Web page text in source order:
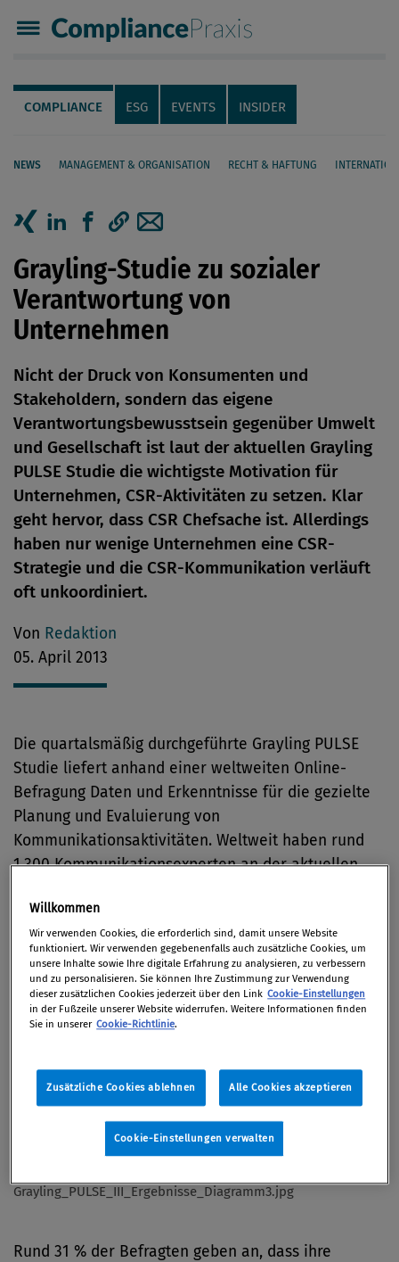
Compliance Praxis
Servicenavigation
Navigation
COMPLIANCE ESG EVENTS INSIDER
NEWS MANAGEMENT & ORGANISATION RECHT & HAFTUNG
Seiteninhalt
Artikel auf Xing teilen
Artikel auf linkedIn teilen
Artikel auf Facebook teilen
Artikellink kopieren
Artikel per Mail teilen
Grayling-Studie zu sozialer
Verantwortung von
Unternehmen
Nicht der Druck von Konsumenten und
Stakeholdern, sondern das eigene
Verantwortungsbewusstsein gegenüber Umwelt
und Gesellschaft ist laut der aktuellen Grayling
PULSE Studie die wichtigste Motivation für
Unternehmen, CSR-Aktivitäten zu setzen. Klar
geht hervor, dass CSR Chefsache ist. Allerdings
haben nur wenige Unternehmen eine CSR-
Strategie und die CSR-Kommunikation verläuft
oft unkoordiniert.
Von Redaktion
05. April 2013
Die quartalsmäßig durchgeführte Grayling PULSE
Studie liefert anhand einer weltweiten Online-
Befragung Daten und Erkenntnisse für die gezielte
Planung und Evaluierung von
Kommunikationsaktivitäten. Weltweit haben rund
1.300 Kommunikationsexperten an der aktuellen
D/A/CH-Region.
Unternehmen als Impulsgeber und Vorreiter
Grayling_PULSE_III_Ergebnisse_Diagramm3.jpg
Rund 31 % der Befragten geben an, dass ihre
Willkommen
Wir verwenden Cookies, die erforderlich sind, damit unsere Website
funktioniert. Wir verwenden gegebenenfalls auch zusätzliche Cookies, um
unsere Inhalte sowie Ihre digitale Erfahrung zu analysieren, zu verbessern
und zu personalisieren. Sie können Ihre Zustimmung zur Verwendung
dieser zusätzlichen Cookies jederzeit über den Link Cookie-Einstellungen
in der Fußzeile unserer Website widerrufen. Weitere Informationen finden
Sie in unserer Cookie-Richtlinie.
Zusätzliche Cookies ablehnen Alle Cookies akzeptieren
Cookie-Einstellungen verwalten